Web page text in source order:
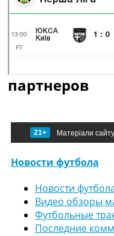
партнеров
21+ Матеріали
Новости футбола
Новости
Видео обзоры
Футбольные
Последние